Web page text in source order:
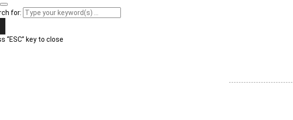
for:
“ESC” key to close